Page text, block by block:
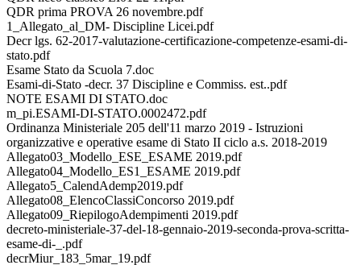
QDR prima PROVA 26 novembre.pdf
1_Allegato_al_DM- Discipline Licei.pdf
Decr lgs. 62-2017-valutazione-certificazione-competenze-esami-di-
stato.pdf
Esame Stato da Scuola 7.doc
Esami-di-Stato -decr. 37 Discipline e Commiss. est..pdf
NOTE ESAMI DI STATO.doc
m_pi.ESAMI-DI-STATO.0002472.pdf
Ordinanza Ministeriale 205 dell'11 marzo 2019 - Istruzioni
organizzative e operative esame di Stato II ciclo a.s. 2018-2019
Allegato03_Modello_ESE_ESAME 2019.pdf
Allegato04_Modello_ES1_ESAME 2019.pdf
Allegato5_CalendAdemp2019.pdf
Allegato08_ElencoClassiConcorso 2019.pdf
Allegato09_RiepilogoAdempimenti 2019.pdf
decreto-ministeriale-37-del-18-gennaio-2019-seconda-prova-scritta-
esame-di-_.pdf
decrMiur_183_5mar_19.pdf